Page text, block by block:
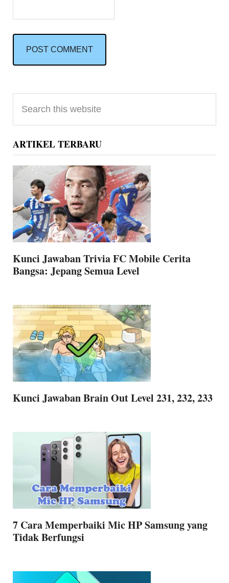
Primary
Sidebar
this
website
ARTIKEL TERBARU
Kunci Jawaban Trivia FC Mobile Cerita
Bangsa: Jepang Semua Level
Kunci Jawaban Brain Out Level 231, 232, 233
7 Cara Memperbaiki Mic HP Samsung yang
Tidak Berfungsi